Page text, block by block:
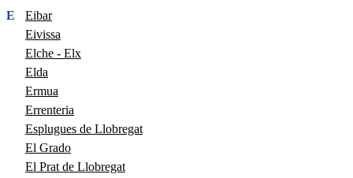
E
Eibar
Eivissa
Elche - Elx
Elda
Ermua
Errenteria
Esplugues de Llobregat
El Grado
El Prat de Llobregat